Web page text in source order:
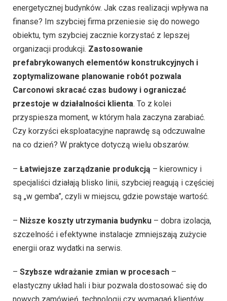
energetycznej budynków. Jak czas realizacji wpływa na
finanse? Im szybciej firma przeniesie się do nowego
obiektu, tym szybciej zacznie korzystać z lepszej
organizacji produkcji. Zastosowanie
prefabrykowanych elementów konstrukcyjnych i
zoptymalizowane planowanie robót pozwala
Carconowi skracać czas budowy i ograniczać
przestoje w działalności klienta. To z kolei
przyspiesza moment, w którym hala zaczyna zarabiać.
Czy korzyści eksploatacyjne naprawdę są odczuwalne
na co dzień? W praktyce dotyczą wielu obszarów.
– Łatwiejsze zarządzanie produkcją – kierownicy i
specjaliści działają blisko linii, szybciej reagują i częściej
są „w gemba”, czyli w miejscu, gdzie powstaje wartość.
– Niższe koszty utrzymania budynku – dobra izolacja,
szczelność i efektywne instalacje zmniejszają zużycie
energii oraz wydatki na serwis.
– Szybsze wdrażanie zmian w procesach –
elastyczny układ hali i biur pozwala dostosować się do